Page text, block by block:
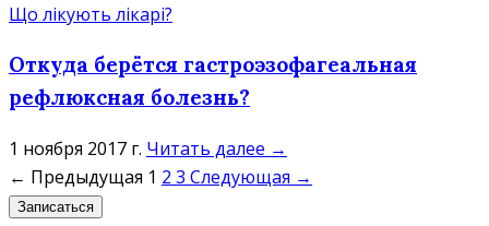
Що лікують лікарі?
Откуда берётся гастроэзофагеальная
рефлюксная болезнь?
1 ноября 2017 г. Читать далее →
← Предыдущая 1 2 3 Следующая →
Записаться